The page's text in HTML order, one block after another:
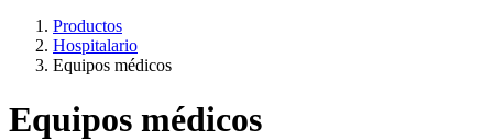
Productos
Hospitalario
Equipos médicos
Equipos médicos